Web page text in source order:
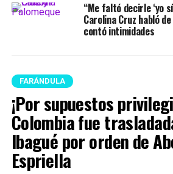
“Me faltó decirle ‘yo
Carolina Cruz habló
contó intimidades
FARÁNDULA
¡Por supuestos
Colombia fue
Ibagué por orden de
Espriella